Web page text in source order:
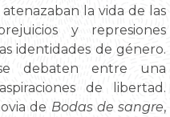
la vida de las
y represiones
identidades de género.
debaten entre una
de libertad.
de Bodas de sangre,